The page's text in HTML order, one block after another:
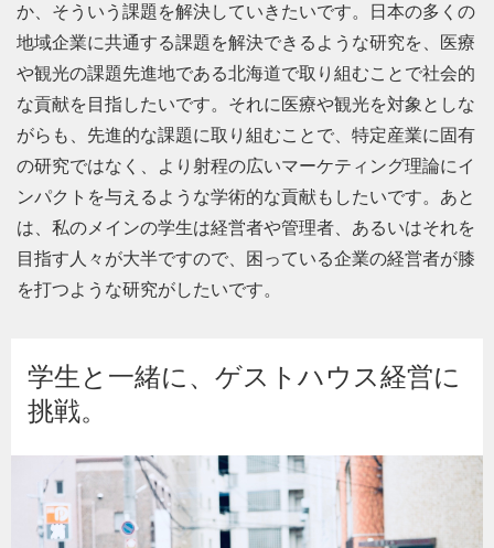
か、そういう課題を解決していきたいです。日本の多くの
地域企業に共通する課題を解決できるような研究を、医療
や観光の課題先進地である北海道で取り組むことで社会的
な貢献を目指したいです。それに医療や観光を対象としな
がらも、先進的な課題に取り組むことで、特定産業に固有
の研究ではなく、より射程の広いマーケティング理論にイ
ンパクトを与えるような学術的な貢献もしたいです。あと
は、私のメインの学生は経営者や管理者、あるいはそれを
目指す人々が大半ですので、困っている企業の経営者が膝
を打つような研究がしたいです。
学生と一緒に、ゲストハウス経営に
挑戦。